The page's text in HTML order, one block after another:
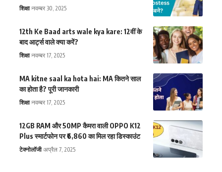
शिक्षा नवम्बर 30, 2025
12th Ke Baad arts wale kya kare: 12वीं के
बाद आर्ट्स वाले क्या करें?
शिक्षा नवम्बर 17, 2025
MA kitne saal ka hota hai: MA कितने साल
का होता है? पूरी जानकारी
शिक्षा नवम्बर 17, 2025
12GB RAM और 50MP कैमरा वाली OPPO K12
Plus स्मार्टफोन पर ₹6,860 का मिल रहा डिस्काउंट
टेक्नोलॉजी अप्रैल 7, 2025